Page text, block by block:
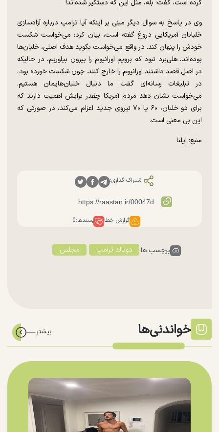
کرده است، گفت: بله، مثل این که دستگیر شده‌اند!
وی در پاسخ به سوال دیگر مبنی بر اینکه آیا ترامپ درباره آزادسازی
خلبانان آمریکایی دروغ گفته است، بیان کرد: می‌خواست شکست
خودش را پنهان کند. در واقع می‌خواست بگوید هدف اصلی، خلبان‌ها
بوده‌اند، هلی‌برد نبود که برویم اورانیوم را بیرون بیاوریم، در حالیکه
در اصل قصد داشتند اورانیوم را خارج کنند. چون شکست خورده بود،
در تبلیغات رسانه‌ای گفت ما دنبال خلبان‌هایمان هستیم.
می‌خواست نشان دهد مردم آمریکا چقدر برایش اهمیت دارند که
برای دو خلبان، ۶۰ یا ۷۰ نیروی جدید اعزام می‌کند، در صورتی که
این بی معنی است.
منبع: ایلنا
اشتراک گذاری:
گزارش خطا پسندها:0
برچسب ها: دونالد ترامپ مجلس
خواندنی‌ها